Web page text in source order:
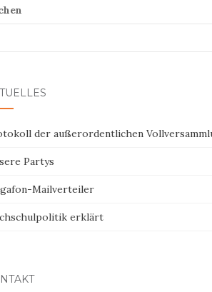
der außerordentlichen
Partys
Mailverteiler
erklärt